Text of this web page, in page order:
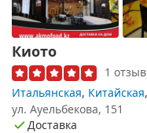
Киото
1 отзыв
Итальянская, Китайская,
ул. Ауельбекова, 151
Доставка